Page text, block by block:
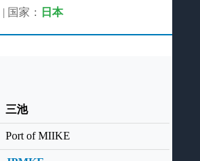
| 国家： 日本
三池
Port of MIIKE